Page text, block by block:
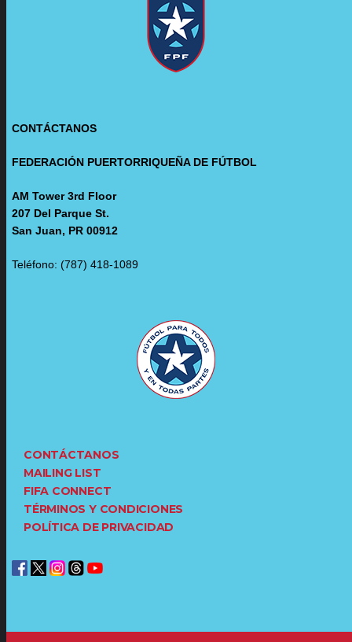
CONTÁCTANOS
FEDERACIÓN PUERTORRIQUEÑA DE FÚTBOL
AM Tower 3rd Floor
207 Del Parque St.
San Juan, PR 00912
Teléfono: (787) 418-1089
CONTÁCTANOS
MAILING LIST
FIFA CONNECT
TÉRMINOS Y CONDICIONES
POLÍTICA DE PRIVACIDAD